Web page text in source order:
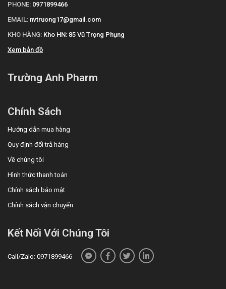
PHONE: 0971899466
EMAIL: nvtruong17@gmail.com
KHO HÀNG: Kho HN: 85 Vũ Trọng Phụng
Xem bản đồ
Trường Anh Pharm
Chính Sách
Hướng dẫn mua hàng
Quy định đổi trả hàng
Về chúng tôi
Hình thức thanh toán
Chính sách bảo mật
Chính sách vận chuyển
Kết Nối Với Chúng Tôi
Call/Zalo: 0971899466